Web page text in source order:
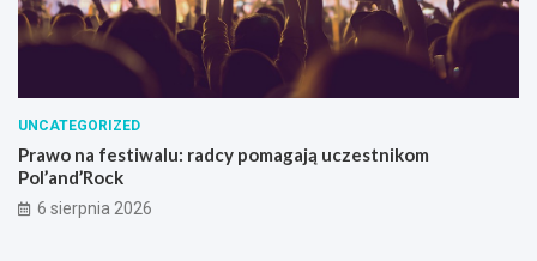
UNCATEGORIZED
Prawo na festiwalu: radcy pomagają uczestnikom
Pol’and’Rock
6 sierpnia 2026